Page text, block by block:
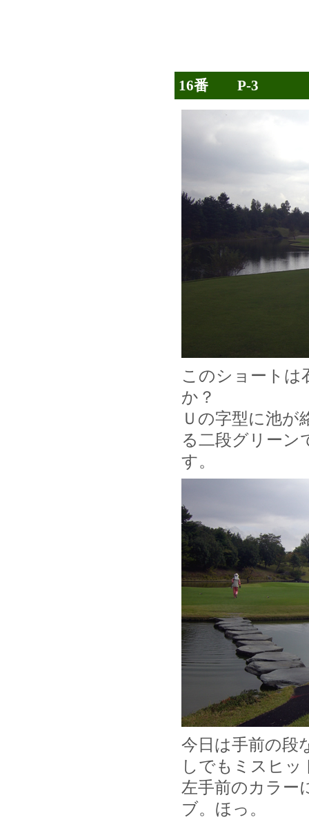
16番 P-3
このショートは
か？
Ｕの字型に池
る二段グリーン
す。
今日は手前の段
しでもミスヒ
左手前のカラー
ブ。ほっ。